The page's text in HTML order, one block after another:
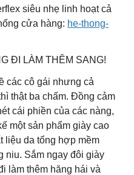
siêu nhẹ linh hoạt cả
cửa hàng: he-thong-
ĐI LÀM THÊM SANG!
các cô gái nhưng cả
thật ba chấm. Đồng cảm
cái phiền của các nàng,
một sản phẩm giày cao
liệu da tổng hợp mềm
niu. Sắm ngay đôi giày
làm thêm hăng hái và